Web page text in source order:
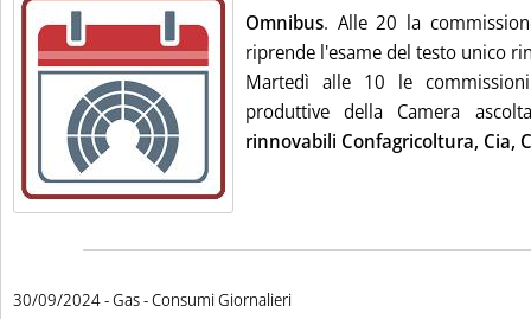
Omnibus. Alle 20 la
riprende l'esame del testo unico
Martedì alle 10 le
produttive della Camera
rinnovabili Confagricoltura, Cia,
30/09/2024- Gas - Consumi Giornalieri